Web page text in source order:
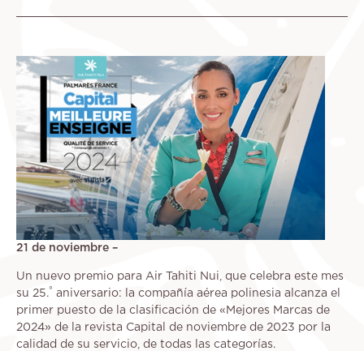
21 de noviembre –
Un nuevo premio para Air Tahiti Nui, que celebra este mes
su 25.° aniversario: la compañía aérea polinesia alcanza el
primer puesto de la clasificación de «Mejores Marcas de
2024» de la revista Capital de noviembre de 2023 por la
calidad de su servicio, de todas las categorías.